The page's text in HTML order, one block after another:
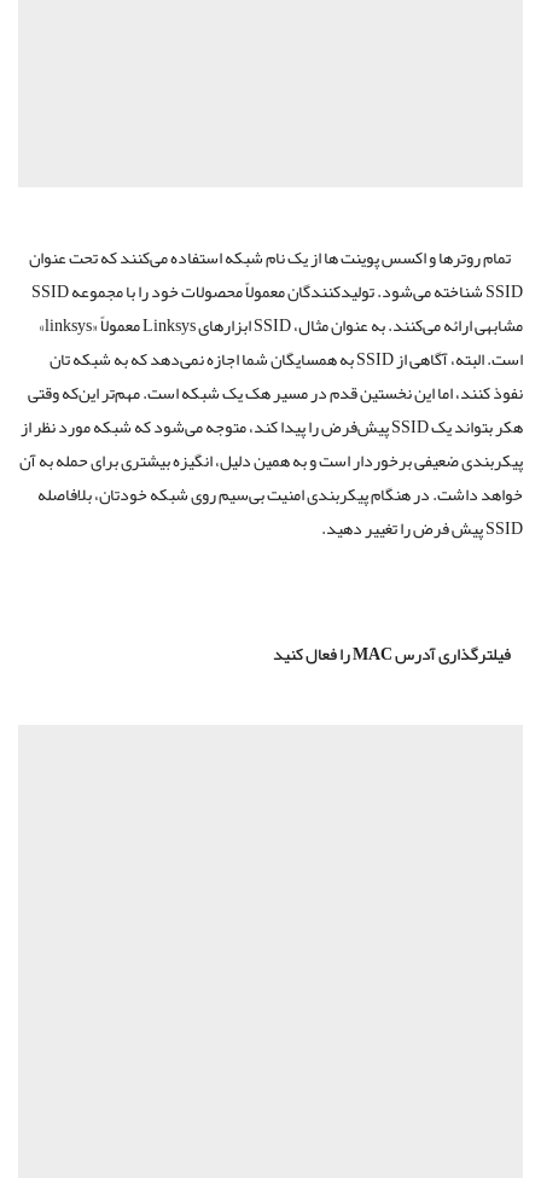
و اکسس پوینت ها از یک نام شبکه استفاده می‌کنند که تحت عنوان
SSID شناخته می‌شود. تولیدکنندگان معمولاً محصولات خود را با مجموعه SSID
مشابهی ارائه می‌کنند. به عنوان مثال، SSID ابزارهای Linksys معمولاً «linksys»
است. البته، آگاهی از SSID به همسایگان شما اجازه نمی‌دهد که به شبکه تان
اما این نخستین قدم در مسیر هک یک شبکه است. مهم‌تر این‌که وقتی
هکر بتواند یک SSID پیش‌‌فرض را پیدا کند، متوجه می‌شود که شبکه مورد نظر از
برخوردار است و به همین دلیل، انگیزه بیشتری برای حمله به آن
در هنگام پیکربندی امنیت بی‌‌سیم روی شبکه خودتان، بلافاصله
آدرسMACرا فعال کنید